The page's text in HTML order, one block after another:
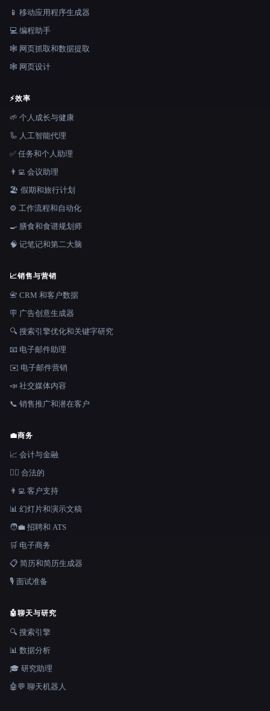
📱 移动应用程序生成器
💻 编程助手
🕸️ 网页抓取和数据提取
🕸 网页设计
⚡效率
🌱 个人成长与健康
🦾 人工智能代理
✅ 任务和个人助理
👨‍💻 会议助理
🏖 假期和旅行计划
⚙️ 工作流程和自动化
🍳 膳食和食谱规划师
🧠 记笔记和第二大脑
📈销售与营销
📇 CRM 和客户数据
🪧 广告创意生成器
🔍 搜索引擎优化和关键字研究
📧 电子邮件助理
✉️ 电子邮件营销
📣 社交媒体内容
📞 销售推广和潜在客户
💼商务
📈 会计与金融
👩‍⚖️ 合法的
👨‍💻 客户支持
📊 幻灯片和演示文稿
🧑‍💼 招聘和 ATS
🛒 电子商务
📋 简历和简历生成器
🎙️ 面试准备
🤖聊天与研究
🔍 搜索引擎
📊 数据分析
🎓 研究助理
🤖💬 聊天机器人